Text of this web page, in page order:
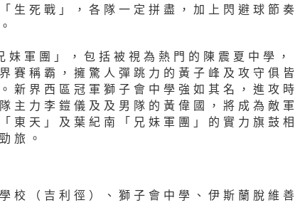
生死戰」，各隊一定拼盡，加上閃避球節奏
軍團」，包括被視為熱門的陳震夏中學，
賽稱霸，擁驚人彈跳力的黃子峰及攻守俱皆
新界西區冠軍獅子會中學強如其名，進攻時
主力李鎧儀及及男隊的黃偉國，將成為敵軍
東天」及葉紀南「兄妹軍團」的實力旗鼓相
旅。
校（吉利徑）、獅子會中學、伊斯蘭脫維善